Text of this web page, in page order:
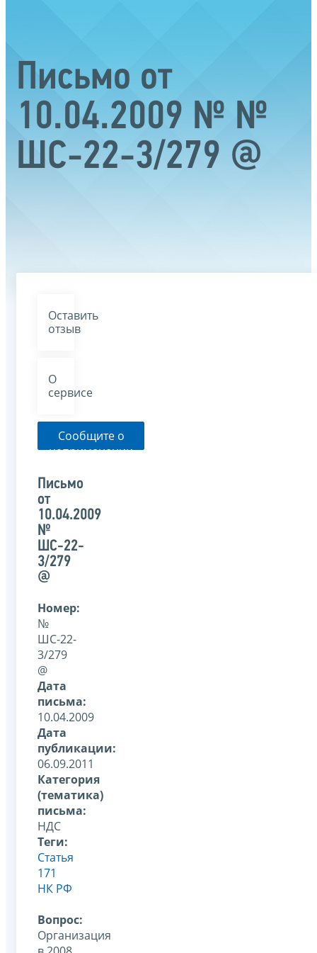
Письмо от
10.04.2009 № №
ШС-22-3/279 @
Оставить
отзыв
О
сервисе
Сообщите о
неприменении
органом
письма
Письмо
от
10.04.2009
№
ШС-22-
3/279
@
Номер:
№
ШС-22-
3/279
@
Дата
письма:
10.04.2009
Дата
публикации:
06.09.2011
Категория
(тематика)
письма:
НДС
Теги:
Статья
171
НК РФ
Вопрос:
Организация